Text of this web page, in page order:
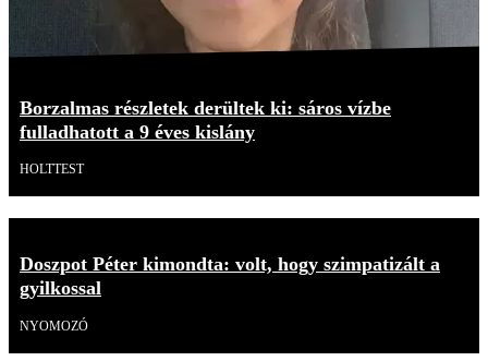
Borzalmas részletek derültek ki: sáros vízbe
fulladhatott a 9 éves kislány
HOLTTEST
Doszpot Péter kimondta: volt, hogy szimpatizált a
gyilkossal
NYOMOZÓ